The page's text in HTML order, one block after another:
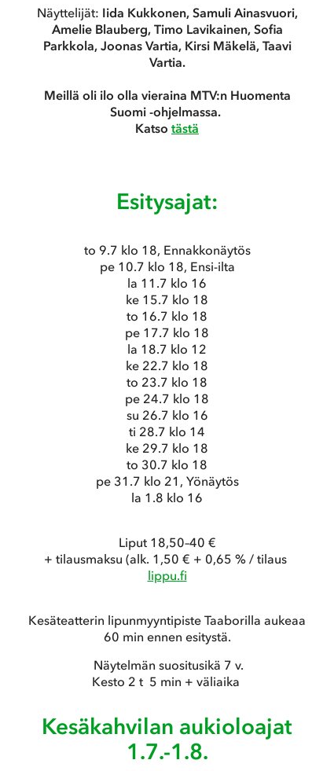
Näyttelijät: Iida Kukkonen, Samuli Ainasvuori,
Amelie Blauberg, Timo Lavikainen, Sofia
Parkkola, Joonas Vartia, Kirsi Mäkelä, Taavi
Vartia.
Meillä oli ilo olla vieraina MTV:n Huomenta
Suomi -ohjelmassa.
Katso tästä
Esitysajat:
to 9.7 klo 18, Ennakkonäytös
pe 10.7 klo 18, Ensi-ilta
la 11.7 klo 16
ke 15.7 klo 18
to 16.7 klo 18
pe 17.7 klo 18
la 18.7 klo 12
ke 22.7 klo 18
to 23.7 klo 18
pe 24.7 klo 18
su 26.7 klo 16
ti 28.7 klo 14
ke 29.7 klo 18
to 30.7 klo 18
pe 31.7 klo 21, Yönäytös
la 1.8 klo 16
Liput 18,50–40 €
+ tilausmaksu (alk. 1,50 € + 0,65 % / tilaus
lippu.fi
Kesäteatterin lipunmyyntipiste Taaborilla aukeaa
60 min ennen esitystä.
Näytelmän suositusikä 7 v.
Kesto 2 t 5 min + väliaika
Kesäkahvilan aukioloajat
1.7.-1.8.